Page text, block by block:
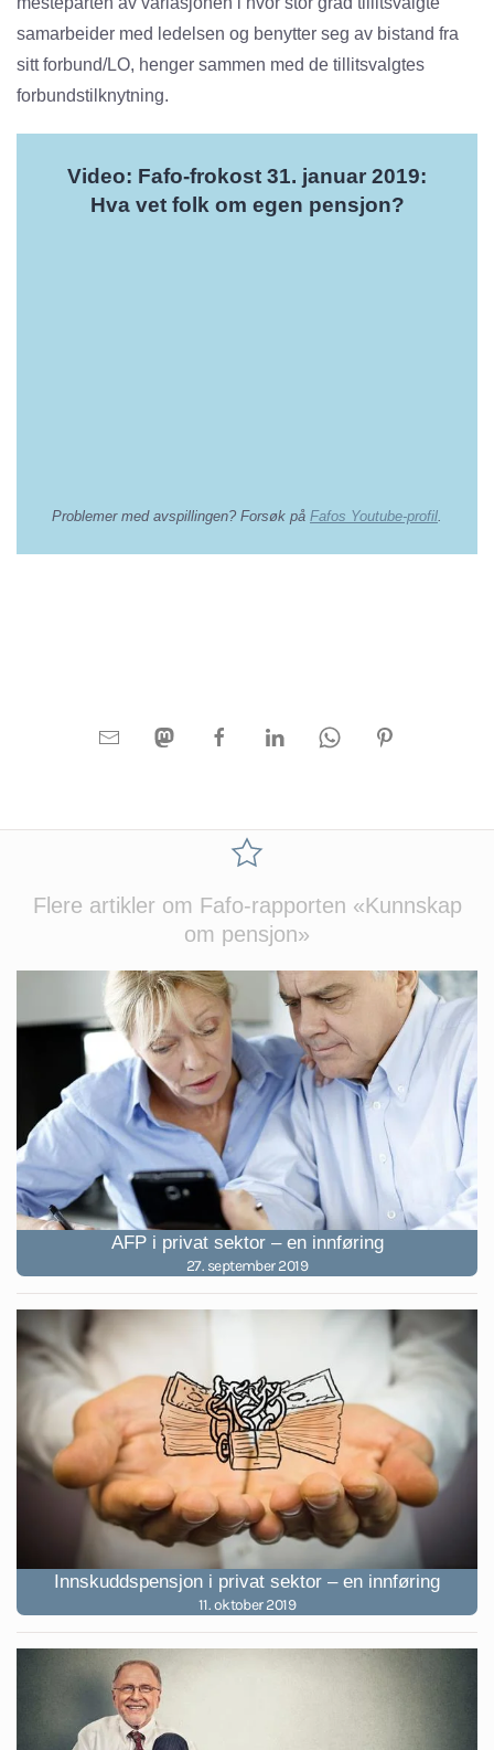
samarbeider med ledelsen og benytter seg av bistand fra
sitt forbund/LO, henger sammen med de tillitsvalgtes
forbundstilknytning.
Video: Fafo-frokost 31. januar 2019:
Hva vet folk om egen pensjon?
Problemer med avspillingen? Forsøk på Fafos Youtube-profil.
Flere artikler om Fafo-rapporten «Kunnskap
om pensjon»
AFP i privat sektor – en innføring
27. september 2019
Innskuddspensjon i privat sektor – en innføring
11. oktober 2019